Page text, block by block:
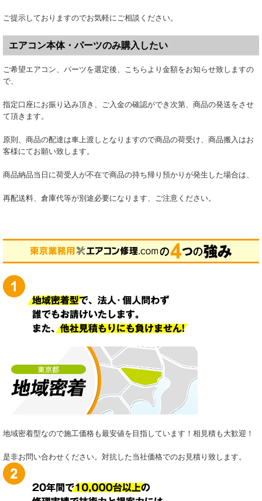
ご提示しておりますのでお気軽にご相談ください。
エアコン本体・パーツのみ購入したい
ご希望エアコン、パーツを選定後、こちらより金額をお知らせ致しますの
で、
指定口座にお振り込み頂き、ご入金の確認ができ次第、商品の発送をさせ
て頂きます。
原則、商品の配達は車上渡しとなりますので商品の荷受け、商品搬入はお
客様にてお願い致します。
商品納品当日に荷受人が不在で商品の持ち帰り預かりが発生した場合は、
再配送料、倉庫代等が別途必要になります、ご注意ください。
地域密着型なので施工価格も最安値を目指しています！相見積も大歓迎！
是非お問い合わせください。対抗した当社価格でのお見積り致します。